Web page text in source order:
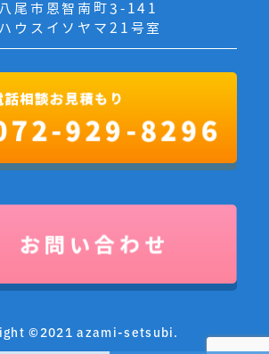
尾市恩智南町3-141
ウスイソヤマ21号室
©2021 azami-setsubi.